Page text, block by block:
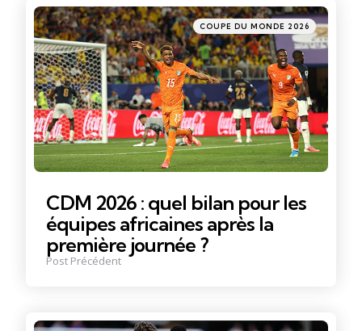
Posté
dans
COUPE DU MONDE 2026
CDM 2026 : quel bilan pour les
équipes africaines après la
première journée ?
Post Précédent